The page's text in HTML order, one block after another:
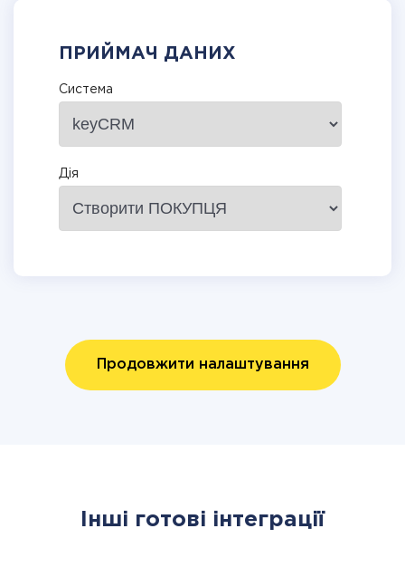
ПРИЙМАЧ ДАНИХ
Система
Дія
Продовжити налаштування
Інші готові інтеграції